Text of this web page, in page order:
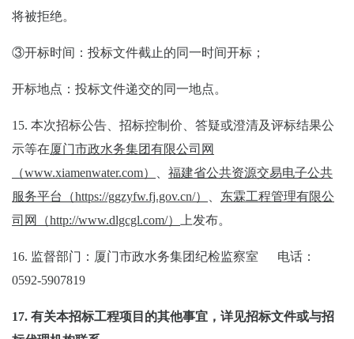
将被拒绝。
③开标时间 ： 投标文件截止的同一时间开标 ；
开标地点：投标文件递交的同一地点。
15. 本次招标公告、招标控制价、答疑或澄清及评标结果公
示等在厦门市政水务集团有限公司网
（www.xiamenwater.com）
福建省公共资源交易电子公共
服务平台（https://ggzyfw.fj.gov.cn/）
东霖工程管理有限公
司网（http://www.dlgcgl.com/） 上发布。
16. 监督部门：厦门市政水务集团纪检监察室 电话：
0592-5907819
17. 有关本招标工程项目的其他事宜， 详见招标文件或与招